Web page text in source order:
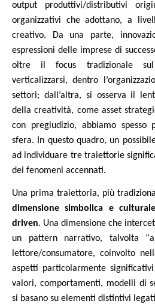
output produttivi/distributivi
organizzativi che adottano, a
creativo. Da una parte,
espressioni delle imprese di
oltre il focus tradizionale sul
verticalizzarsi, dentro
settori; dall’altra, si osserva il
della creatività, come asset
con pregiudizio, abbiamo
sfera. In questo quadro, un
ad individuare tre traiettorie
dei fenomeni accennati.
Una prima traiettoria, più
dimensione simbolica e
driven. Una dimensione che
un pattern narrativo, talvolta
lettore/consumatore, coinvolto
aspetti particolarmente
valori, comportamenti, modelli di
si basano su elementi distintivi